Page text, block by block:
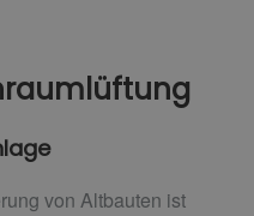
von Altbauten ist